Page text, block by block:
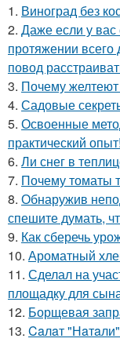
1. Виноград без
2. Даже если у вас
протяжении всего
повод
3. Почему желтеют
4. Садовые
5. Освоенные
практический опыт!
6. Ли снег в
7. Почему томаты
8. Обнаружив
спешите думать,
9. Как сберечь
10. Ароматный
11. Сделал на
площадку для
12. Борщевая
13. Caлaт